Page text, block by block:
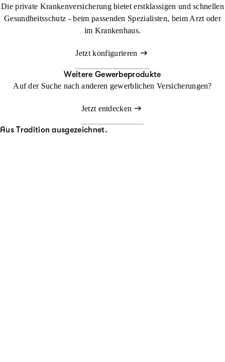
Die private Krankenversicherung bietet erstklassigen und schnellen
Gesundheitsschutz - beim passenden Spezialisten, beim Arzt oder
im Krankenhaus.
Jetzt konfigurieren
Weitere Gewerbeprodukte
Auf der Suche nach anderen gewerblichen Versicherungen?
Jetzt entdecken
Aus Tradition ausgezeichnet.